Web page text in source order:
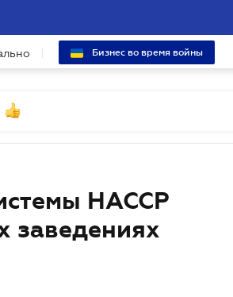
Бизнес во время войны
НАССР
заведениях